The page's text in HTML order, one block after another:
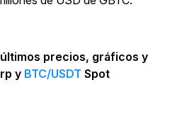
últimos precios, gráficos y
y BTC/USDT Spot